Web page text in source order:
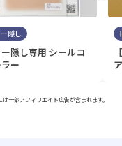
隠し
隠し専用 シールコ
ー
一部アフィリエイト広告が含まれます。